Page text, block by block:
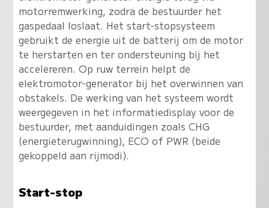
motorremwerking, zodra de bestuurder het
gaspedaal loslaat. Het start-stopsysteem
gebruikt de energie uit de batterij om de motor
te herstarten en ter ondersteuning bij het
accelereren. Op ruw terrein helpt de
elektromotor-generator bij het overwinnen van
obstakels. De werking van het systeem wordt
weergegeven in het informatiedisplay voor de
bestuurder, met aanduidingen zoals CHG
(energieterugwinning), ECO of PWR (beide
gekoppeld aan rijmodi).
Start-stop